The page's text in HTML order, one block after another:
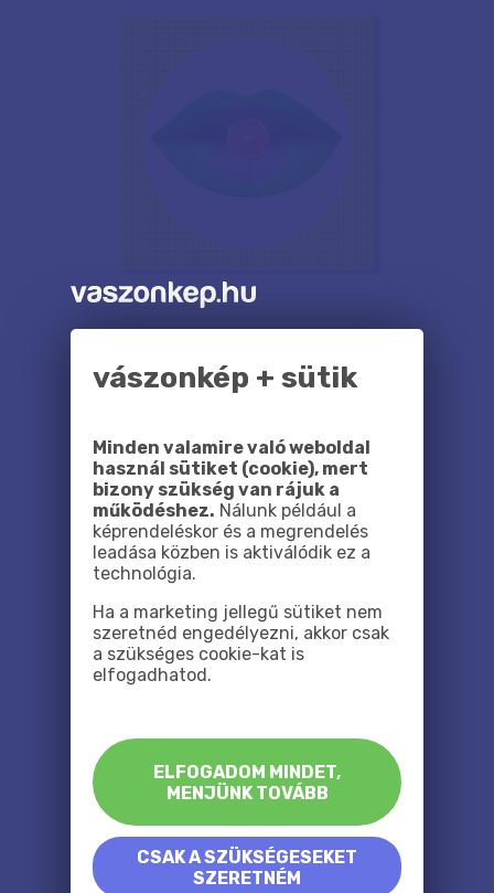
vászonkép + sütik
Minden valamire való weboldal
használ sütiket (cookie), mert
bizony szükség van rájuk a
működéshez. Nálunk például a
képrendeléskor és a megrendelés
leadása közben is aktiválódik ez a
technológia.
Ha a marketing jellegű sütiket nem
szeretnéd engedélyezni, akkor csak
a szükséges cookie-kat is
elfogadhatod.
ELFOGADOM MINDET,
MENJÜNK TOVÁBB
CSAK A SZÜKSÉGESEKET
SZERETNÉM